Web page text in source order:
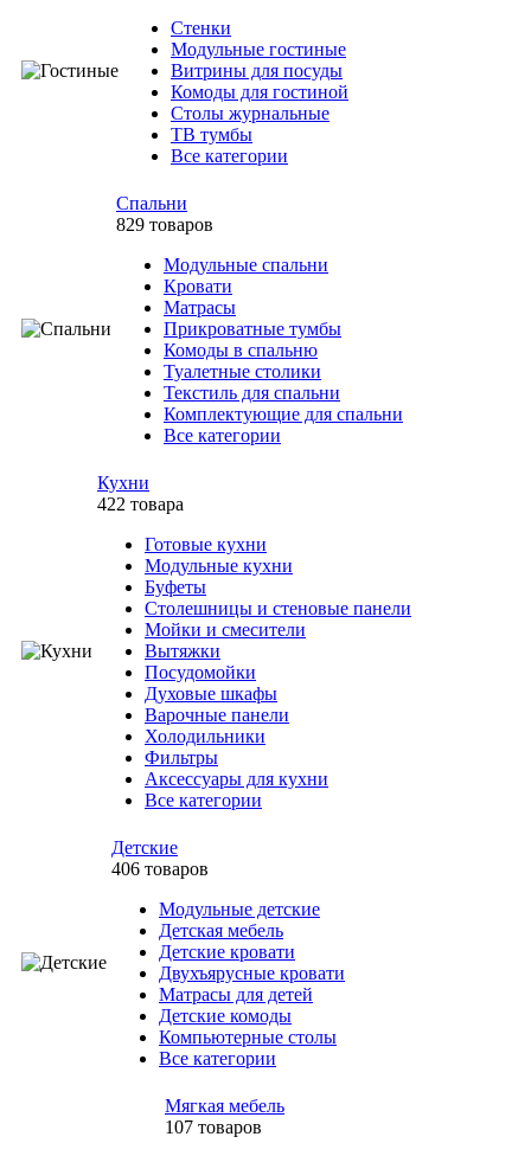
Стенки
Модульные гостиные
Витрины для посуды
Комоды для гостиной
Столы журнальные
ТВ тумбы
Все категории
Спальни
829 товаров
Модульные спальни
Кровати
Матрасы
Прикроватные тумбы
Комоды в спальню
Туалетные столики
Текстиль для спальни
Комплектующие для спальни
Все категории
Кухни
422 товара
Готовые кухни
Модульные кухни
Буфеты
Столешницы и стеновые панели
Мойки и смесители
Вытяжки
Посудомойки
Духовые шкафы
Варочные панели
Холодильники
Фильтры
Аксессуары для кухни
Все категории
Детские
406 товаров
Модульные детские
Детская мебель
Детские кровати
Двухъярусные кровати
Матрасы для детей
Детские комоды
Компьютерные столы
Все категории
Мягкая мебель
107 товаров